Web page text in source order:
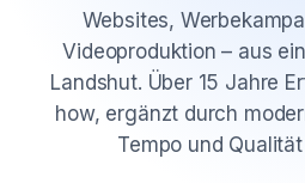
Websites,
Videoproduktion – aus
Landshut. Über 15 Jahre
how, ergänzt durch
Tempo und